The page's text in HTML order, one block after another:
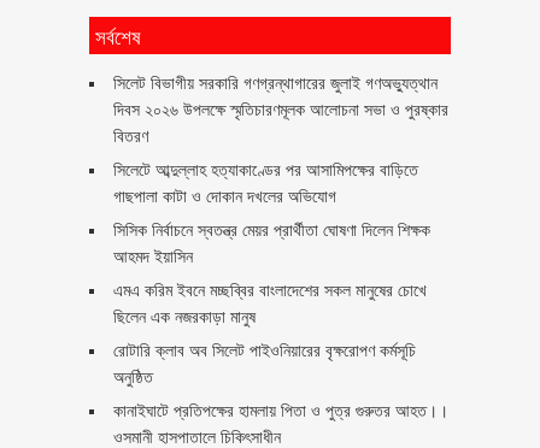
সর্বশেষ
সিলেট বিভাগীয় সরকারি গণগ্রন্থাগারের জুলাই গণঅভ্যুত্থান
দিবস ২০২৬ উপলক্ষে স্মৃতিচারণমূলক আলোচনা সভা ও পুরষ্কার
বিতরণ ‎ ‎
সিলেটে আব্দুল্লাহ হত্যাকাণ্ডের পর আসামিপক্ষের বাড়িতে
গাছপালা কাটা ও দোকান দখলের অভিযোগ
সিসিক নির্বাচনে স্বতন্ত্র মেয়র প্রার্থীতা ঘোষণা দিলেন শিক্ষক
আহমদ ইয়াসিন
এমএ করিম ইবনে মচ্ছব্বির বাংলাদেশের সকল মানুষের চোখে
ছিলেন এক নজরকাড়া মানুষ ‎
রোটারি ক্লাব অব সিলেট পাইওনিয়ারের বৃক্ষরোপণ কর্মসূচি
অনুষ্ঠিত
কানাইঘাটে প্রতিপক্ষের হামলায় পিতা ও পুত্র গুরুতর আহত।।
ওসমানী হাসপাতালে চিকিৎসাধীন